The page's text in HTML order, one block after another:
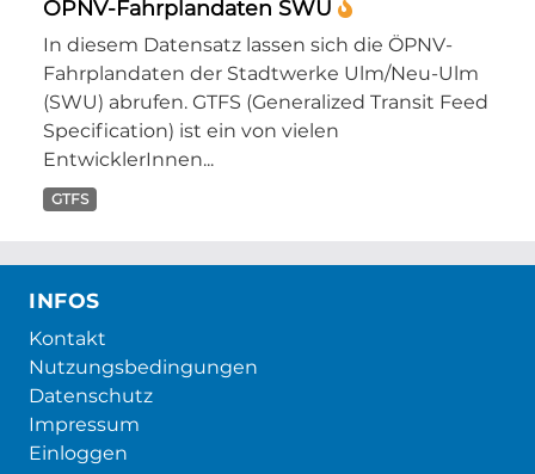
ÖPNV-Fahrplandaten SWU
In diesem Datensatz lassen sich die ÖPNV-
Fahrplandaten der Stadtwerke Ulm/Neu-Ulm
(SWU) abrufen. GTFS (Generalized Transit Feed
Specification) ist ein von vielen
EntwicklerInnen...
GTFS
INFOS
Kontakt
Nutzungsbedingungen
Datenschutz
Impressum
Einloggen